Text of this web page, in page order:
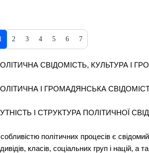
2 3 4 5 6 7
СВІДОМІСТЬ, КУЛЬТУРА І
І ГРОМАДЯНСЬКА
І СТРУКТУРА ПОЛІТИЧНОЇ
політичних процесів є
класів, соціальних груп і націй, а